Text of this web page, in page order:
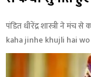
पंडित धीरेंद्र शास्त्री ने
kaha jinhe khujli hai